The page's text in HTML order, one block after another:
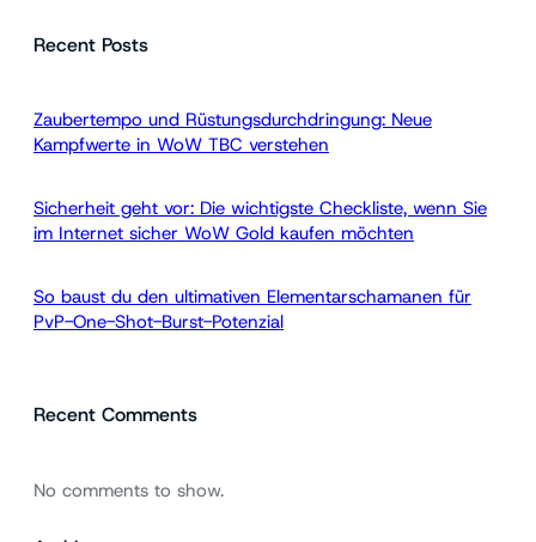
rRecent Posts
Zaubertempo und Rüstungsdurchdringung: Neue
Kampfwerte in WoW TBC verstehen
Sicherheit geht vor: Die wichtigste Checkliste, wenn Sie
im Internet sicher WoW Gold kaufen möchten
So baust du den ultimativen Elementarschamanen für
PvP-One-Shot-Burst-Potenzial
Recent Comments
No comments to show.